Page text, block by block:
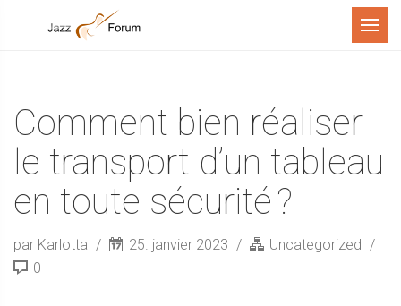
Menu
Comment bien réaliser
le transport d’un tableau
en toute sécurité ?
par Karlotta 25. janvier 2023
Uncategorized
0